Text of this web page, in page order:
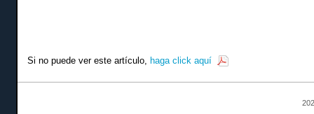
Si no puede ver este artículo, haga click aquí